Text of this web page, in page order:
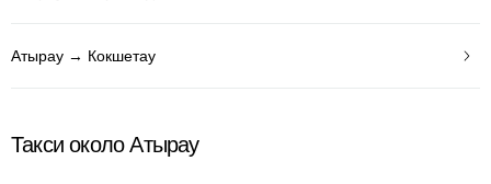
Атырау → Кокшетау
Такси около Атырау